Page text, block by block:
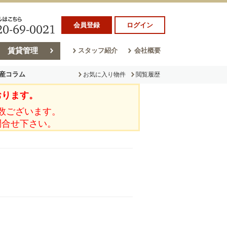
会員登録 ログイン
賃貸管理 スタッフ紹介 会社概要
コラム
ム
お気に入り物件 閲覧履歴
ます。
ざいます。
せ下さい。